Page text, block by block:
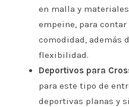
en malla y
empeine, para
comodidad, además
flexibilidad.
Deportivos para
para este tipo de
deportivas planas y